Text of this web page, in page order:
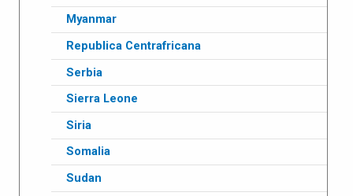
Myanmar
Republica Centrafricana
Serbia
Sierra Leone
Siria
Somalia
Sudan